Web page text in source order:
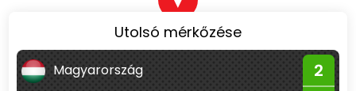
Utolsó mérkőzése
Magyarország 2